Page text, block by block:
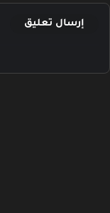
إرسال تعليق